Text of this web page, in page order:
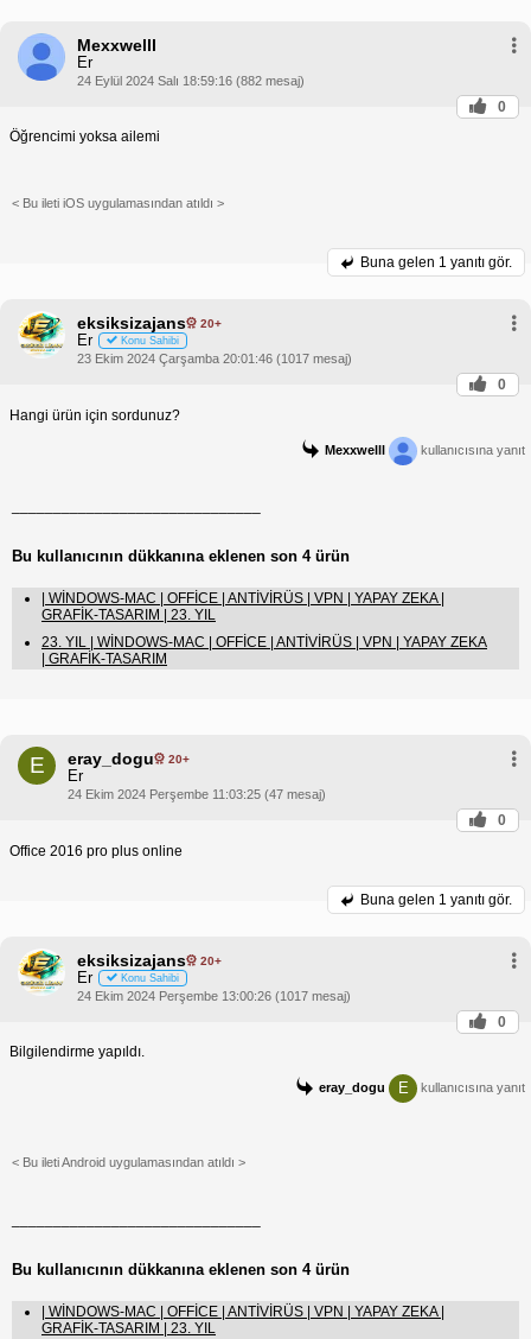
Mexxwelll
Er
24 Eylül 2024 Salı 18:59:16 (882 mesaj)
0
Öğrencimi yoksa ailemi
< Bu ileti iOS uygulamasından atıldı >
Buna gelen 1 yanıtı gör.
eksiksizajans 20+
Er Konu Sahibi
23 Ekim 2024 Çarşamba 20:01:46 (1017 mesaj)
0
Hangi ürün için sordunuz?
Mexxwelll kullanıcısına yanıt
Bu kullanıcının dükkanına eklenen son 4 ürün
| WİNDOWS-MAC | OFFİCE | ANTİVİRÜS | VPN | YAPAY ZEKA |
GRAFİK-TASARIM | 23. YIL
23. YIL | WİNDOWS-MAC | OFFİCE | ANTİVİRÜS | VPN | YAPAY ZEKA
| GRAFİK-TASARIM
E eray_dogu 20+
Er
24 Ekim 2024 Perşembe 11:03:25 (47 mesaj)
0
Office 2016 pro plus online
Buna gelen 1 yanıtı gör.
eksiksizajans 20+
Er Konu Sahibi
24 Ekim 2024 Perşembe 13:00:26 (1017 mesaj)
0
Bilgilendirme yapıldı.
eray_dogu E kullanıcısına yanıt
< Bu ileti Android uygulamasından atıldı >
Bu kullanıcının dükkanına eklenen son 4 ürün
| WİNDOWS-MAC | OFFİCE | ANTİVİRÜS | VPN | YAPAY ZEKA |
GRAFİK-TASARIM | 23. YIL